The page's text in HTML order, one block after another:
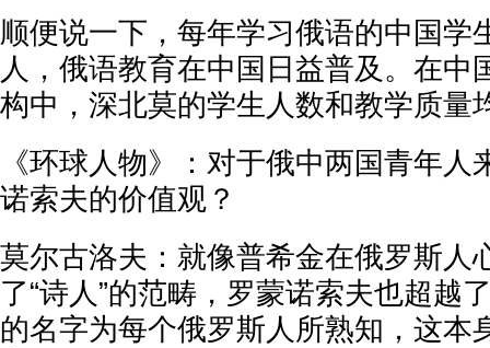
顺便说一下，每年学习俄语的中国学
人，俄语教育在中国日益普及。在中
构中，深北莫的学生人数和教学质量
《环球人物》：对于俄中两国青年
诺索夫的价值观？
莫尔古洛夫：就像普希金在俄罗斯人
了“诗人”的范畴，罗蒙诺索夫也超越
的名字为每个俄罗斯人所熟知，这本